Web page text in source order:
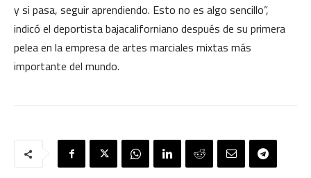
y si pasa, seguir aprendiendo. Esto no es algo sencillo”,
indicó el deportista bajacaliforniano después de su primera
pelea en la empresa de artes marciales mixtas más
importante del mundo.